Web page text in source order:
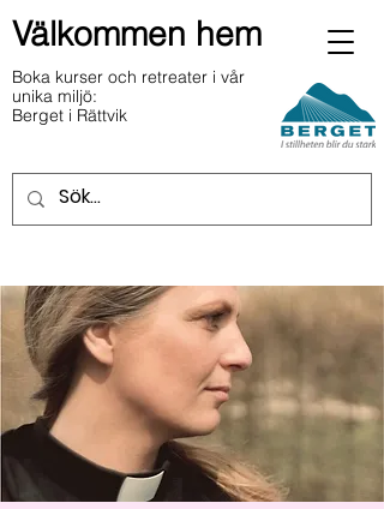
Välkommen hem
Boka kurser och retreater i vår
unika miljö:
Berget i Rättvik